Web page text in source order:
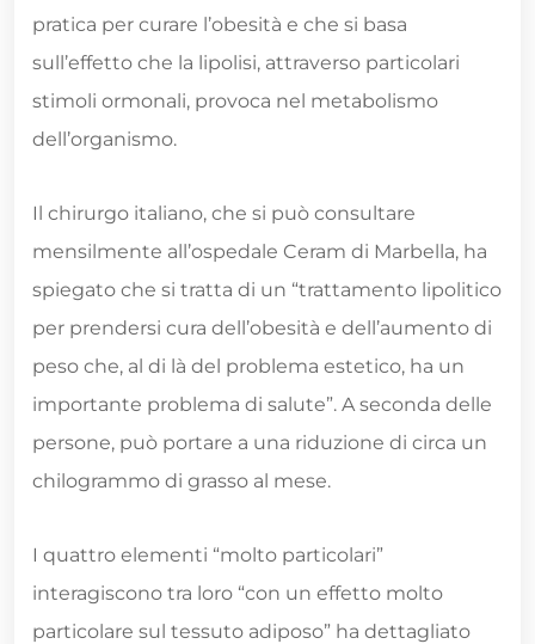
pratica per curare l’obesità e che si basa
sull’effetto che la lipolisi, attraverso particolari
stimoli ormonali, provoca nel metabolismo
dell’organismo.
Il chirurgo italiano, che si può consultare
mensilmente all’ospedale Ceram di Marbella, ha
spiegato che si tratta di un “trattamento lipolitico
per prendersi cura dell’obesità e dell’aumento di
peso che, al di là del problema estetico, ha un
importante problema di salute”. A seconda delle
persone, può portare a una riduzione di circa un
chilogrammo di grasso al mese.
I quattro elementi “molto particolari”
interagiscono tra loro “con un effetto molto
particolare sul tessuto adiposo” ha dettagliato